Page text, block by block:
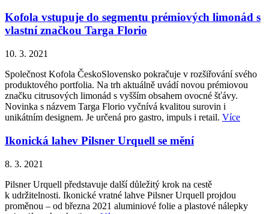
Kofola vstupuje do segmentu prémiových limonád s
vlastní značkou Targa Florio
10. 3. 2021
Společnost Kofola ČeskoSlovensko pokračuje v rozšiřování svého
produktového portfolia. Na trh aktuálně uvádí novou prémiovou
značku citrusových limonád s vyšším obsahem ovocné šťávy.
Novinka s názvem Targa Florio vyčnívá kvalitou surovin i
unikátním designem. Je určená pro gastro, impuls i retail. Více
Ikonická lahev Pilsner Urquell se mění
8. 3. 2021
Pilsner Urquell představuje další důležitý krok na cestě
k udržitelnosti. Ikonické vratné lahve Pilsner Urquell projdou
proměnou – od března 2021 aluminiové folie a plastové nálepky